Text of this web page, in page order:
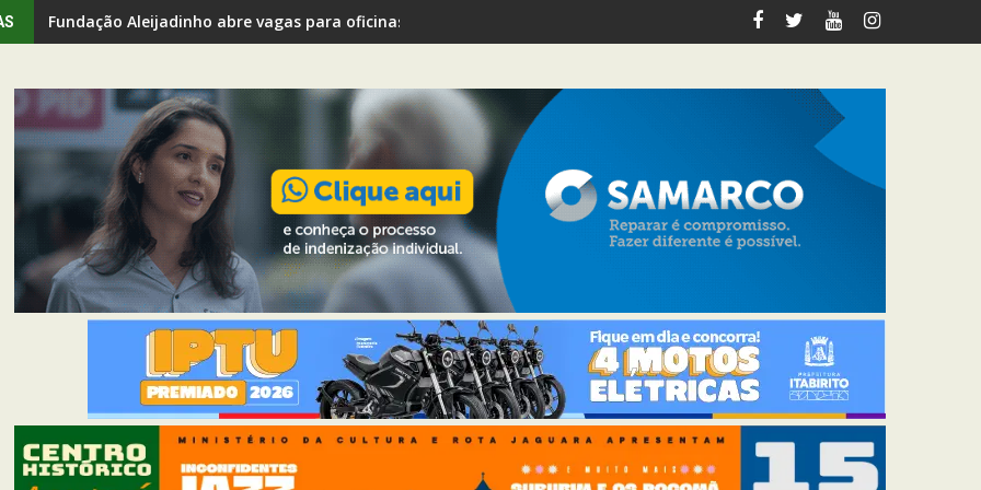
Fundação Aleijadinho abre vagas para oficinas gratuitas voltadas a pessoas 60+